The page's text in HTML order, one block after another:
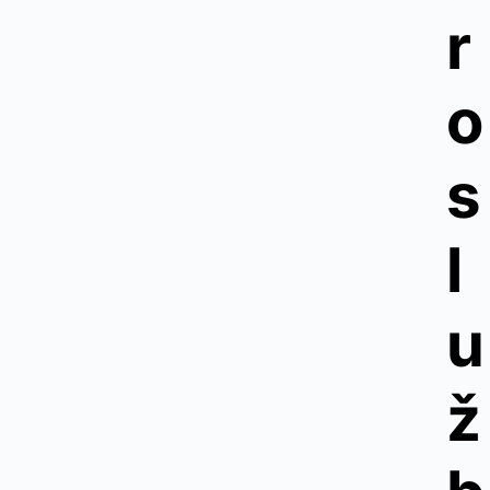
r
o
s
l
u
ž